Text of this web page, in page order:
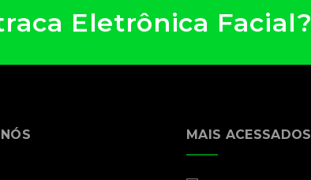
Eletrônica Facial?
MAIS ACESSADOS